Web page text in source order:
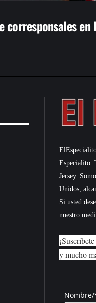
en
Especialito.
Jersey.
Unidos,
Si usted
nuestro
y mucho
Nombre/